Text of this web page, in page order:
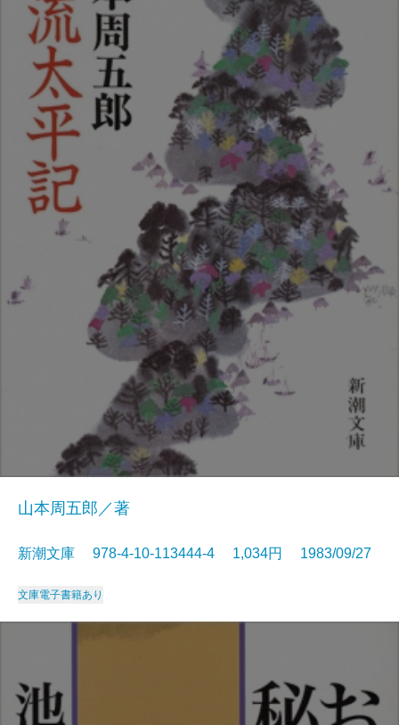
山本周五郎／著
新潮文庫 978-4-10-113444-4 1,034円 1983/09/27
文庫電子書籍あり